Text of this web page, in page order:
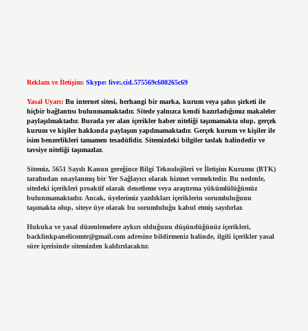
Reklam ve İletişim: Skype: live:.cid.575569c608265c69
Yasal Uyarı: Bu internet sitesi, herhangi bir marka, kurum veya şahıs şirketi ile
hiçbir bağlantısı bulunmamaktadır. Sitede yalnızca kendi hazırladığımız makaleler
paylaşılmaktadır. Burada yer alan içerikler haber niteliği taşımamakta olup, gerçek
kurum ve kişiler hakkında paylaşım yapılmamaktadır. Gerçek kurum ve kişiler ile
isim benzerlikleri tamamen tesadüfidir. Sitemizdeki bilgiler taslak halindedir ve
tavsiye niteliği taşımazlar.
Sitemiz, 5651 Sayılı Kanun gereğince Bilgi Teknolojileri ve İletişim Kurumu (BTK)
tarafından onaylanmış bir Yer Sağlayıcı olarak hizmet vermektedir. Bu nedenle,
sitedeki içerikleri proaktif olarak denetleme veya araştırma yükümlülüğümüz
bulunmamaktadır. Ancak, üyelerimiz yazdıkları içeriklerin sorumluluğunu
taşımakta olup, siteye üye olarak bu sorumluluğu kabul etmiş sayılırlar.
Hukuka ve yasal düzenlemelere aykırı olduğunu düşündüğünüz içerikleri,
backlinkpanelicomtr@gmail.comadresine bildirmeniz halinde, ilgili içerikler yasal
süre içerisinde sitemizden kaldırılacaktır.